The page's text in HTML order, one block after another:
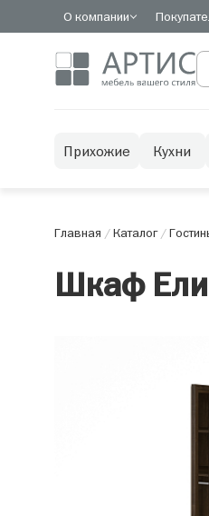
О компании
Прихожие Кухни
Главная /Каталог/
Шкаф